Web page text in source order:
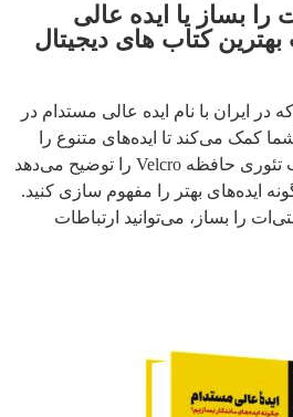
بساز یا ایده عالی
کتاب های دیجیتال
ایران با نام ایده عالی مستدام در
کمک می‌کند تا ایده‌های متنوع را
کنار هم قرار دهید. این کتاب تئوری حافظه Velcro را توضیح می‌دهد
ایده‌های بهتر را مفهوم سازی کنید.
را بساز، می‌توانید ارتباطات